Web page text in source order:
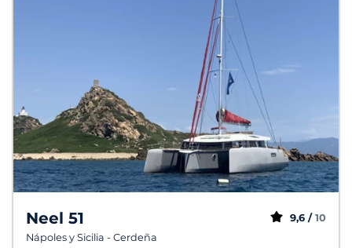
Neel 51
Nápoles y Sicilia - Cerdeña
9,6 / 10